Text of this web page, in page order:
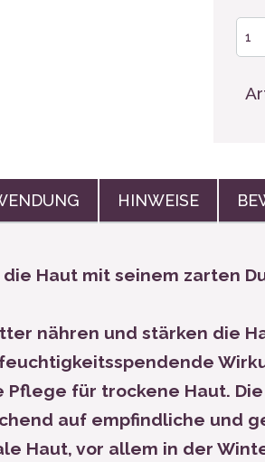
HINWEISE
Haut mit seinem zarten
nähren und stärken die
Pflege für trockene Haut.
auf empfindliche und
Haut, vor allem in der